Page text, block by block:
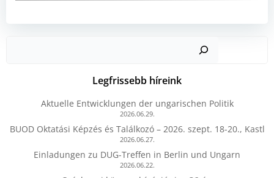
Legfrissebb híreink
Aktuelle Entwicklungen der ungarischen Politik
2026.06.29.
BUOD Oktatási Képzés és Találkozó – 2026. szept. 18-20., Kastl
2026.06.27.
Einladungen zu DUG-Treffen in Berlin und Ungarn
2026.06.22.